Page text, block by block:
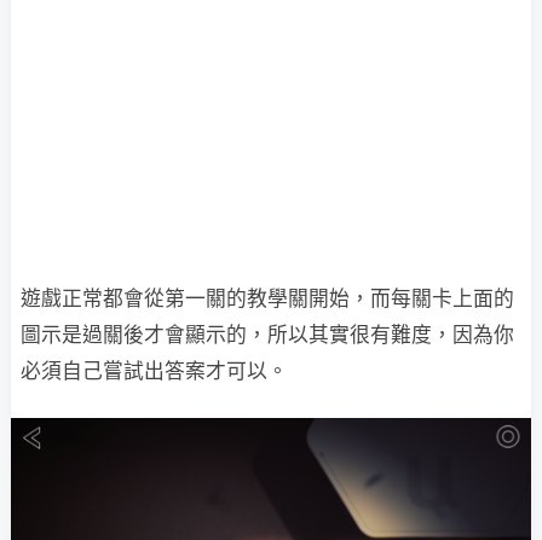
遊戲正常都會從第一關的教學關開始，而每關卡上面的
圖示是過關後才會顯示的，所以其實很有難度，因為你
必須自己嘗試出答案才可以。